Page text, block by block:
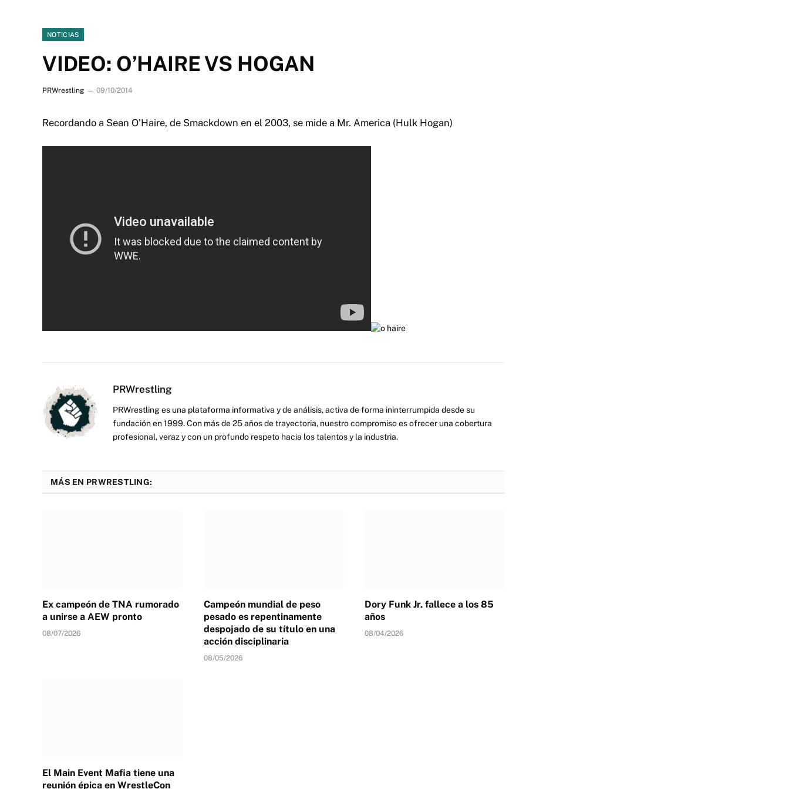
NOTICIAS
VIDEO: O’HAIRE VS HOGAN
PRWrestling 09/10/2014
Recordando a Sean O’Haire, de Smackdown en el 2003, se mide a Mr. America (Hulk Hogan)
PRWrestling
PRWrestling es una plataforma informativa y de análisis, activa de forma ininterrumpida desde su
fundación en 1999. Con más de 25 años de trayectoria, nuestro compromiso es ofrecer una cobertura
profesional, veraz y con un profundo respeto hacia los talentos y la industria.
MÁS EN PRWRESTLING:
Ex campeón de TNA rumorado
a unirse a AEW pronto
08/07/2026
Campeón mundial de peso
pesado es repentinamente
despojado de su título en una
acción disciplinaria
08/05/2026
Dory Funk Jr. fallece a los 85
años
08/04/2026
El Main Event Mafia tiene una
reunión épica en WrestleCon